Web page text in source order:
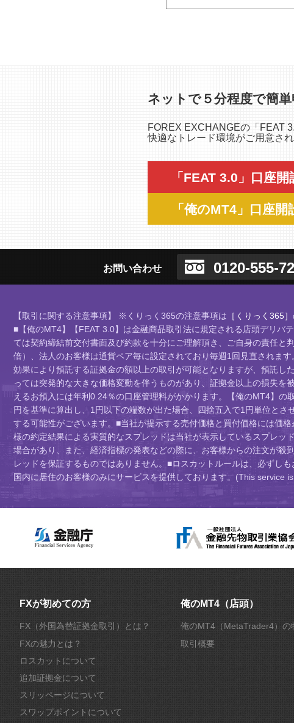
ネットで５分程度で簡
FOREX EXCHANGEの「FEAT
快適なトレード環境がご用意さ
「FEAT 3.0」口座開
「俺のMT4」口座開
お問い合わせ 0120-555-
【取引に関する注意事項】 ※くりっく365の注意事項は ［くりっく365］
■【俺のMT4】【FEAT 3.0】は金融商品取引法に規定される店頭デリバ
ては契約締結前交付書面及び約款を十分にご理解頂き、ご自身の責任
倍）、法人のお客様は通貨ペア毎に設定されており毎週1回見直されま
効果により預託する証拠金の額以上の取引が可能となりますが、預託
っては突発的な大きな価格変動を伴うものがあり、証拠金以上の損失
えるお預入には年利0.24％の口座管理料がかかります。【俺のMT4】
円を基準に算出し、1円以下の端数が出た場合、四捨五入で1円単位と
する可能性がございます。■当社が提示する売付価格と買付価格には価
様の約定結果による実質的なスプレッドは当社が表示しているスプレ
場合があり、また、経済指標の発表などの際に、お客様からの注文が
レッドを保証するものではありません。■ロスカットルールは、必ずし
国内に居住のお客様のみにサービスを提供しております。(This service
FXが初めての方
FX（外国為替証拠金取引）とは？
FXの魅力とは？
ロスカットについて
追加証拠金について
スリッページについて
スワップポイントについて
俺のMT4（店頭）
俺のMT4（MetaTrader4）の
取引概要